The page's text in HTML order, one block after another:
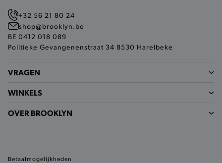
+32 56 21 80 24
shop@brooklyn.be
BE 0412 018 089
Politieke Gevangenenstraat 34 8530 Harelbeke
VRAGEN
WINKELS
OVER BROOKLYN
Betaalmogelijkheden
mediator.zopim.com